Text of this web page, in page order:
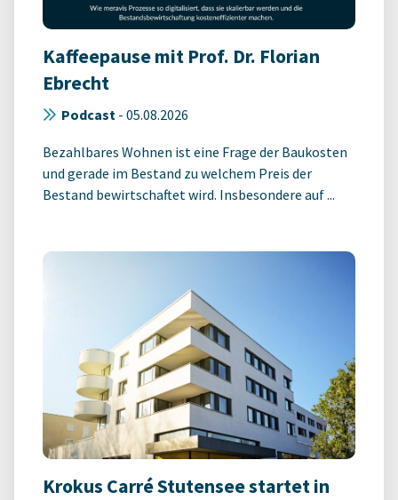
Kaffeepause mit Prof. Dr. Florian
Ebrecht
Podcast - 05.08.2026
Bezahlbares Wohnen ist eine Frage der Baukosten
und gerade im Bestand zu welchem Preis der
Bestand bewirtschaftet wird. Insbesondere auf ...
Krokus Carré Stutensee startet in